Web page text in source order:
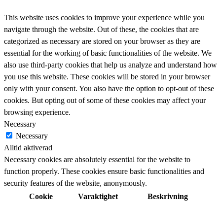
This website uses cookies to improve your experience while you
navigate through the website. Out of these, the cookies that are
categorized as necessary are stored on your browser as they are
essential for the working of basic functionalities of the website. We
also use third-party cookies that help us analyze and understand how
you use this website. These cookies will be stored in your browser
only with your consent. You also have the option to opt-out of these
cookies. But opting out of some of these cookies may affect your
browsing experience.
Necessary
Necessary
Alltid aktiverad
Necessary cookies are absolutely essential for the website to
function properly. These cookies ensure basic functionalities and
security features of the website, anonymously.
Cookie
Varaktighet Beskrivning